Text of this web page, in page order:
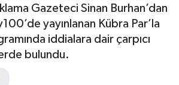
Gazeteci Sinan Burhan’dan
yayınlanan Kübra Par’la
iddialara dair çarpıcı
bulundu.